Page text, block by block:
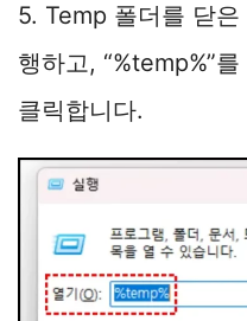
5. Temp 폴더를 닫은
행하고, “%temp%”
클릭합니다.